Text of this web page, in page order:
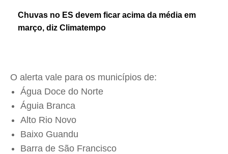
Chuvas no ES devem ficar acima da média em
março, diz Climatempo
O alerta vale para os municípios de:
Água Doce do Norte
Águia Branca
Alto Rio Novo
Baixo Guandu
Barra de São Francisco